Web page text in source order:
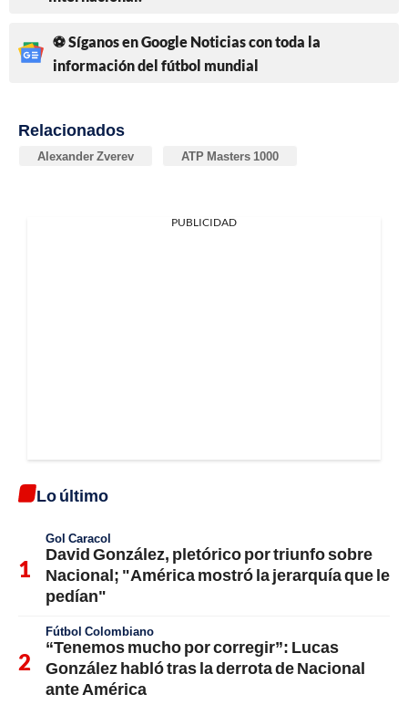
⚽ Síganos en Google Noticias con toda la
información del fútbol mundial
Relacionados
Alexander Zverev ATP Masters 1000
PUBLICIDAD
Lo último
Gol Caracol
David González, pletórico por triunfo sobre
Nacional; "América mostró la jerarquía que le
pedían"
Fútbol Colombiano
“Tenemos mucho por corregir”: Lucas
González habló tras la derrota de Nacional
ante América